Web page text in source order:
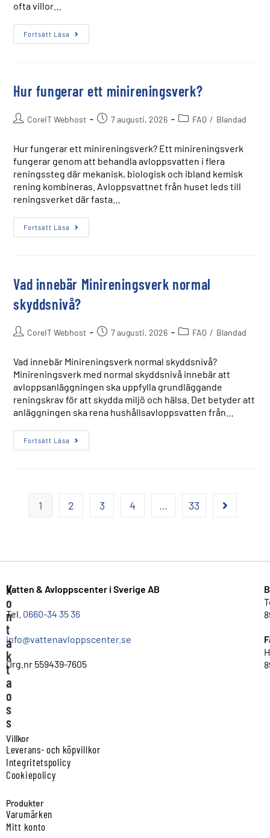
ofta villor…
Fortsätt Läsa
Hur fungerar ett minireningsverk?
CoreIT Webhost 7 augusti, 2026 FAQ / Blandad
Hur fungerar ett minireningsverk? Ett minireningsverk
fungerar genom att behandla avloppsvatten i flera
reningssteg där mekanisk, biologisk och ibland kemisk
rening kombineras. Avloppsvattnet från huset leds till
reningsverket där fasta…
Fortsätt Läsa
Vad innebär Minireningsverk normal
skyddsnivå?
CoreIT Webhost 7 augusti, 2026 FAQ / Blandad
Vad innebär Minireningsverk normal skyddsnivå?
Minireningsverk med normal skyddsnivå innebär att
avloppsanläggningen ska uppfylla grundläggande
reningskrav för att skydda miljö och hälsa. Det betyder att
anläggningen ska rena hushållsavloppsvatten från…
Fortsätt Läsa
1 2 3 4 … 33
K
o
n
t
a
k
t
a
o
s
s
Vatten & Avloppscenter i Sverige AB
Tel. 0660-34 35 36
info@vattenavloppscenter.se
Org.nr 559439-7605
Villkor
Leverans- och köpvillkor
Integritetspolicy
Cookiepolicy
Produkter
Varumärken
Mitt konto